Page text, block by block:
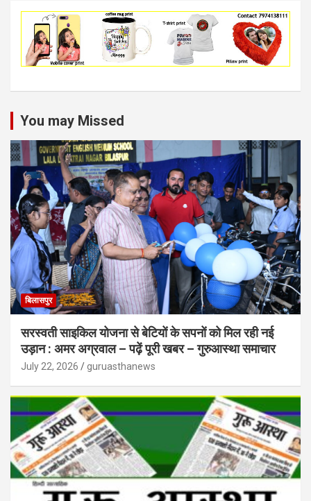
You may Missed
बिलासपुर
सरस्वती साइकिल योजना से बेटियों के सपनों को मिल रही नई
उड़ान : अमर अग्रवाल – पढ़ें पूरी खबर – गुरुआस्था समाचार
July 22, 2026 guruasthanews